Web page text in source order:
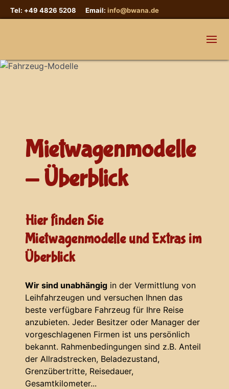
Tel: +49 4826 5208 Email: info@bwana.de
Mietwagenmodelle
- Überblick
Hier finden Sie
Mietwagenmodelle und Extras im
Überblick
Wir sind unabhängig in der Vermittlung von
Leihfahrzeugen und versuchen Ihnen das
beste verfügbare Fahrzeug für Ihre Reise
anzubieten. Jeder Besitzer oder Manager der
vorgeschlagenen Firmen ist uns persönlich
bekannt. Rahmenbedingungen sind z.B. Anteil
der Allradstrecken, Beladezustand,
Grenzübertritte, Reisedauer,
Gesamtkilometer...